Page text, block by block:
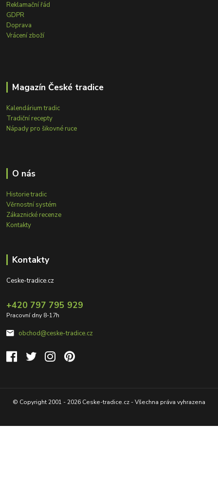
Reklamační řád
GDPR
Doprava
Vrácení zboží
Magazín České tradice
Kalendárium tradic
Tradiční recepty
Nápady pro šikovné ruce
O nás
Historie tradic
Věrnostní systém
Zákaznické recenze
Kontakty
Kontakty
Ceske-tradice.cz
+420 797 795 929
Pracovní dny 8-17h
obchod@ceske-tradice.cz
© Copyright 2001 - 2026 Ceske-tradice.cz - Všechna práva vyhrazena